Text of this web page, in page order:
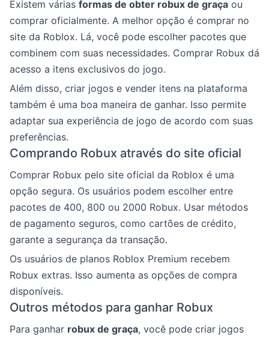
Existem várias formas de obter robux de graça ou
comprar oficialmente. A melhor opção é comprar no
site da Roblox. Lá, você pode escolher pacotes que
combinem com suas necessidades. Comprar Robux dá
acesso a itens exclusivos do jogo.
Além disso, criar jogos e vender itens na plataforma
também é uma boa maneira de ganhar. Isso permite
adaptar sua experiência de jogo de acordo com suas
preferências.
Comprando Robux através do site oficial
Comprar Robux pelo site oficial da Roblox é uma
opção segura. Os usuários podem escolher entre
pacotes de 400, 800 ou 2000 Robux. Usar métodos
de pagamento seguros, como cartões de crédito,
garante a segurança da transação.
Os usuários de planos Roblox Premium recebem
Robux extras. Isso aumenta as opções de compra
disponíveis.
Outros métodos para ganhar Robux
Para ganhar robux de graça, você pode criar jogos